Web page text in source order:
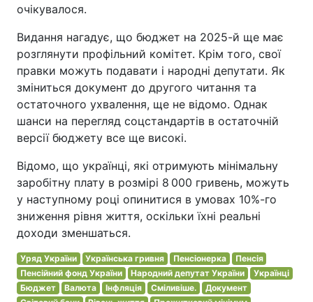
очікувалося.
Видання нагадує, що бюджет на 2025-й ще має
розглянути профільний комітет. Крім того, свої
правки можуть подавати і народні депутати. Як
зміниться документ до другого читання та
остаточного ухвалення, ще не відомо. Однак
шанси на перегляд соцстандартів в остаточній
версії бюджету все ще високі.
Відомо, що українці, які отримують мінімальну
заробітну плату в розмірі 8 000 гривень, можуть
у наступному році опинитися в умовах 10%-го
зниження рівня життя, оскільки їхні реальні
доходи зменшаться.
Уряд України Українська гривня Пенсіонерка
Пенсія
Пенсійний фонд України
Народний депутат України
Українці
Бюджет
Валюта Інфляція Сміливіше.
Документ